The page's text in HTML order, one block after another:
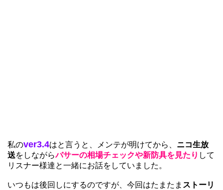
私のver3.4はと言うと、メンテが明けてから、 ニコ生放
送をしながらバサーの相場チェックや新防具を見たり して
リスナー様達と一緒にお話をしていました。
いつもは後回しにするのですが、今回はたまたま ストーリ